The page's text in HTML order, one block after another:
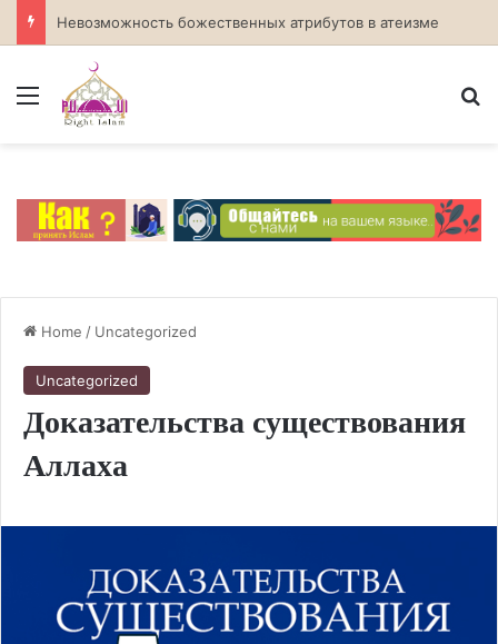
Невозможность божественных атрибутов в атеизме
Menu
Home / Uncategorized
Uncategorized
Доказательства существования
Аллаха